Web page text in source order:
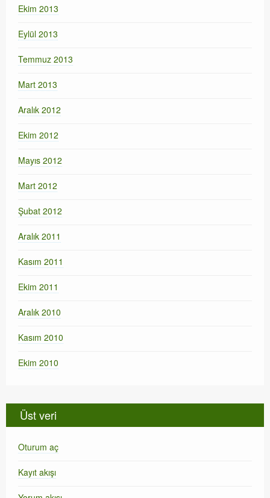
Ekim 2013
Eylül 2013
Temmuz 2013
Mart 2013
Aralık 2012
Ekim 2012
Mayıs 2012
Mart 2012
Şubat 2012
Aralık 2011
Kasım 2011
Ekim 2011
Aralık 2010
Kasım 2010
Ekim 2010
Üst veri
Oturum aç
Kayıt akışı